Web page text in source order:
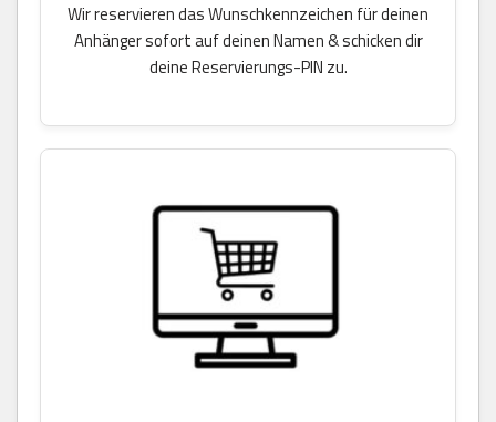
Wir reservieren das Wunschkennzeichen für deinen
Anhänger sofort auf deinen Namen & schicken dir
deine Reservierungs-PIN zu.